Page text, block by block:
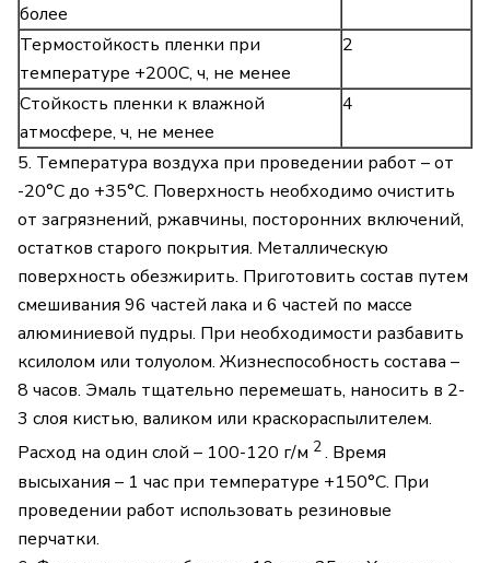
более
Термостойкость пленки при
температуре +200С, ч, не менее
2
Стойкость пленки к влажной
атмосфере, ч, не менее
4
5. Температура воздуха при проведении работ – от
-20°С до +35°С. Поверхность необходимо очистить
от загрязнений, ржавчины, посторонних включений,
остатков старого покрытия. Металлическую
поверхность обезжирить. Приготовить состав путем
смешивания 96 частей лака и 6 частей по массе
алюминиевой пудры. При необходимости разбавить
ксилолом или толуолом. Жизнеспособность состава –
8 часов. Эмаль тщательно перемешать, наносить в 2-
3 слоя кистью, валиком или краскораспылителем.
Расход на один слой – 100-120 г/м 2. Время
высыхания – 1 час при температуре +150°С. При
проведении работ использовать резиновые
перчатки.